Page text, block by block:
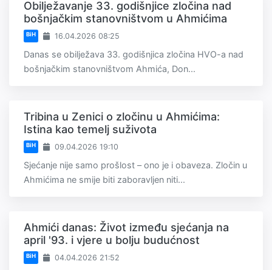
Obilježavanje 33. godišnjice zločina nad
bošnjačkim stanovništvom u Ahmićima
BiH 16.04.2026 08:25
Danas se obilježava 33. godišnjica zločina HVO-a nad
bošnjačkim stanovništvom Ahmića, Don...
Tribina u Zenici o zločinu u Ahmićima:
Istina kao temelj suživota
BiH 09.04.2026 19:10
Sjećanje nije samo prošlost – ono je i obaveza. Zločin u
Ahmićima ne smije biti zaboravljen niti...
Ahmići danas: Život između sjećanja na
april '93. i vjere u bolju budućnost
BiH 04.04.2026 21:52